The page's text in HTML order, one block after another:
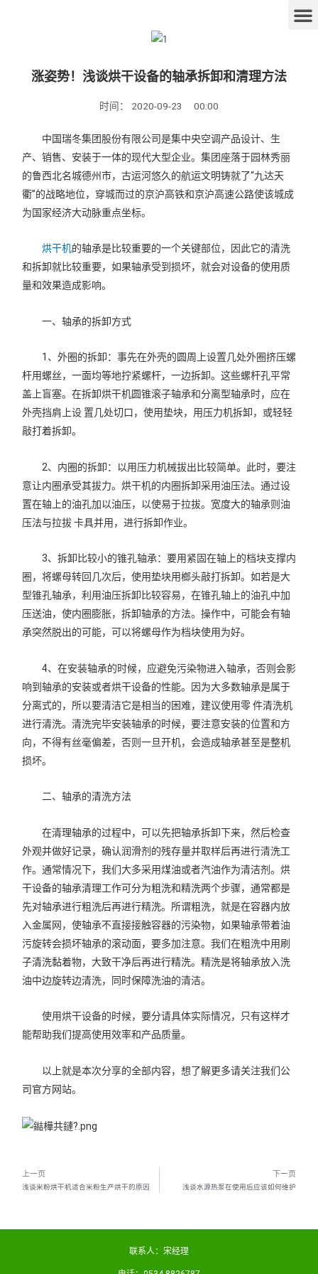
涨姿势！浅谈烘干设备的轴承拆卸和清理方法
时间： 2020-09-23 00:00
中国瑞冬集团股份有限公司是集中央空调产品设计、生
产、销售、安装于一体的现代大型企业。集团座落于园林秀丽
的鲁西北名城德州市，古运河悠久的航运文明铸就了“九达天
衢”的战略地位，穿城而过的京沪高铁和京沪高速公路使该城成
为国家经济大动脉重点坐标。
烘干机的轴承是比较重要的一个关键部位，因此它的清洗
和拆卸就比较重要，如果轴承受到损坏，就会对设备的使用质
量和效果造成影响。
一、轴承的拆卸方式
1、外圈的拆卸：事先在外壳的圆周上设置几处外圈挤压螺
杆用螺丝，一面均等地拧紧螺杆，一边拆卸。这些螺杆孔平常
盖上盲塞。在拆卸烘干机圆锥滚子轴承和分离型轴承时，应在
外壳挡肩上设 置几处切口，使用垫块，用压力机拆卸，或轻轻
敲打着拆卸。
2、内圈的拆卸：以用压力机械拔出比较简单。此时，要注
意让内圈承受其拔力。烘干机的内圈拆卸采用油压法。通过设
置在轴上的油孔加以油压，以使易于拉拔。宽度大的轴承则油
压法与拉拔 卡具并用，进行拆卸作业。
3、拆卸比较小的锥孔轴承：要用紧固在轴上的档块支撑内
圈，将螺母转回几次后，使用垫块用榔头敲打拆卸。如若是大
型锥孔轴承，利用油压拆卸比较容易，在锥孔轴上的油孔中加
压送油，使内圈膨胀，拆卸轴承的方法。操作中，可能会有轴
承突然脱出的可能，可以将螺母作为档块使用为好。
4、在安装轴承的时候，应避免污染物进入轴承，否则会影
响到轴承的安装或者烘干设备的性能。因为大多数轴承是属于
分离式的，所以要清洁它是相当的困难，建议使用零 件清洗机
进行清洗。清洗完毕安装轴承的时候，要注意安装的位置和方
向，不得有丝毫偏差，否则一旦开机，会造成轴承甚至是整机
损坏。
二、轴承的清洗方法
在清理轴承的过程中，可以先把轴承拆卸下来，然后检查
外观并做好记录，确认润滑剂的残存量并取样后再进行清洗工
作。通常情况下，我们大多采用煤油或者汽油作为清洁剂。烘
干设备的轴承清理工作可分为粗洗和精洗两个步骤，通常都是
先对轴承进行粗洗后再进行精洗。所谓粗洗，就是在容器内放
入金属网，使轴承不直接接触容器的污染物，如果轴承带着油
污旋转会损坏轴承的滚动面，要多加注意。我们在粗洗中用刷
子清洗黏着物，大致干净后再进行精洗。精洗是将轴承放入洗
油中边旋转边清洗，同时保障洗油的清洁。
使用烘干设备的时候，要分请具体实际情况，只有这样才
能帮助我们提高使用效率和产品质量。
以上就是本次分享的全部内容，想了解更多请关注我们公
司官方网站。
上一页
浅谈米粉烘干机适合米粉生产烘干的原因
下一页
浅谈水源热泵在使用后应该如何维护
联系人：宋经理